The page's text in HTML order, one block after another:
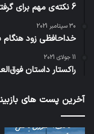
6 نکته‌ی مهم برای گرفتن عکس‌های جذاب‌تر در سفر
30 سپتامبر 2021
خداحافظی زود هنگام
11 جولای 2021
راکستار داستان
آخرین پست های